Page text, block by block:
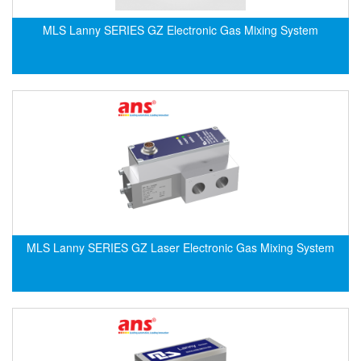
EMC PARTNER
EMG
Enerpac
Enolgas
Environmental Compliance Products
MLS Lanny SERIES GZ Electronic Gas Mixing System
MLS Lanny SERIES GZ Laser Electronic Gas Mixing System